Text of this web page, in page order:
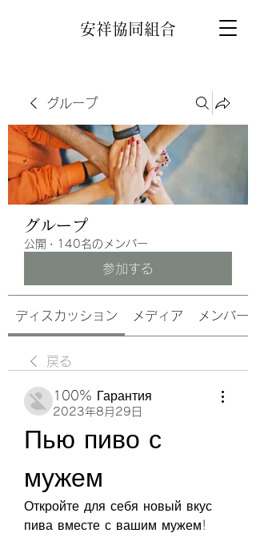
安祥協同組合
グループ
グループ
公開 · 140名のメンバー
参加する
ディスカッション メディア メンバー
戻る
100% Гарантия
2023年8月29日
Пью пиво с
мужем
Откройте для себя новый вкус
пива вместе с вашим мужем!